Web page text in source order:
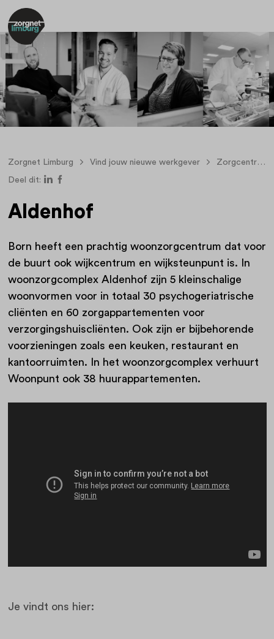
Zorgnet Limburg Vind jouw nieuwe werkgever Zorgcentra
Deel dit:
Aldenhof
Born heeft een prachtig woonzorgcentrum dat voor
de buurt ook wijkcentrum en wijksteunpunt is. In
woonzorgcomplex Aldenhof zijn 5 kleinschalige
woonvormen voor in totaal 30 psychogeriatrische
cliënten en 60 zorgappartementen voor
verzorgingshuiscliënten. Ook zijn er bijbehorende
voorzieningen zoals een keuken, restaurant en
kantoorruimten. In het woonzorgcomplex verhuurt
Woonpunt ook 38 huurappartementen.
Je vindt ons hier: